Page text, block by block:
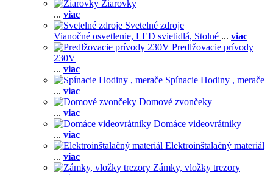
Žiarovky
... viac
Svetelné zdroje
Vianočné osvetlenie, LED svietidlá, Stolné ... viac
Predlžovacie prívody
230V
... viac
Spínacie Hodiny , merače
... viac
Domové zvončeky
... viac
Domáce videovrátniky
... viac
Elektroinštalačný materiál
... viac
Zámky, vložky trezory